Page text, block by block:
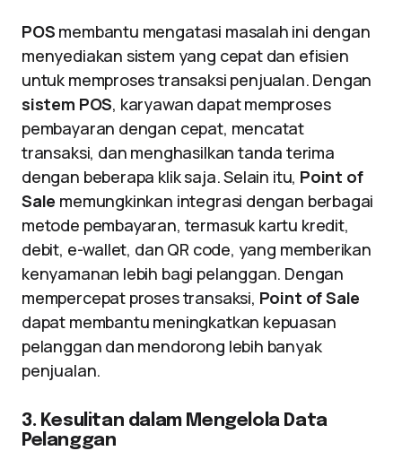
POS membantu mengatasi masalah ini dengan
menyediakan sistem yang cepat dan efisien
untuk memproses transaksi penjualan. Dengan
sistem POS, karyawan dapat memproses
pembayaran dengan cepat, mencatat
transaksi, dan menghasilkan tanda terima
dengan beberapa klik saja. Selain itu, Point of
Sale memungkinkan integrasi dengan berbagai
metode pembayaran, termasuk kartu kredit,
debit, e-wallet, dan QR code, yang memberikan
kenyamanan lebih bagi pelanggan. Dengan
mempercepat proses transaksi, Point of Sale
dapat membantu meningkatkan kepuasan
pelanggan dan mendorong lebih banyak
penjualan.
3. Kesulitan dalam Mengelola Data
Pelanggan